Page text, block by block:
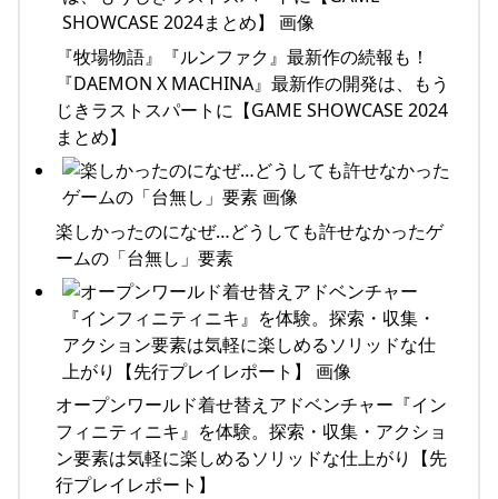
『牧場物語』『ルンファク』最新作の続報も！
『DAEMON X MACHINA』最新作の開発は、もう
じきラストスパートに【GAME SHOWCASE 2024
まとめ】
楽しかったのになぜ…どうしても許せなかったゲ
ームの「台無し」要素
オープンワールド着せ替えアドベンチャー『イン
フィニティニキ』を体験。探索・収集・アクショ
ン要素は気軽に楽しめるソリッドな仕上がり【先
行プレイレポート】